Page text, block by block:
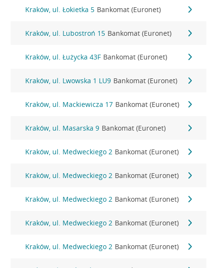
Kraków, ul. Łokietka 5 Bankomat (Euronet)
Kraków, ul. Lubostroń 15 Bankomat (Euronet)
Kraków, ul. Łużycka 43F Bankomat (Euronet)
Kraków, ul. Lwowska 1 LU9 Bankomat (Euronet)
Kraków, ul. Mackiewicza 17 Bankomat (Euronet)
Kraków, ul. Masarska 9 Bankomat (Euronet)
Kraków, ul. Medweckiego 2 Bankomat (Euronet)
Kraków, ul. Medweckiego 2 Bankomat (Euronet)
Kraków, ul. Medweckiego 2 Bankomat (Euronet)
Kraków, ul. Medweckiego 2 Bankomat (Euronet)
Kraków, ul. Medweckiego 2 Bankomat (Euronet)